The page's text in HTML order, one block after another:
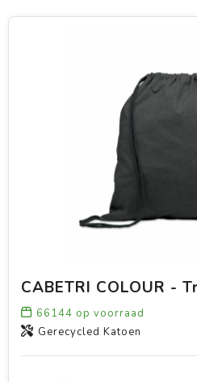
66144 op voorraad
Gerecycled Katoen